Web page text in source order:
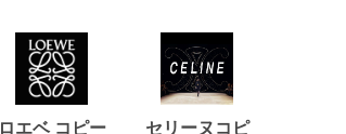
ロエベ コピー
セリーヌコピ